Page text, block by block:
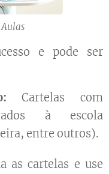
e pode ser
Cartelas com
à escola
entre outros).
as cartelas e use